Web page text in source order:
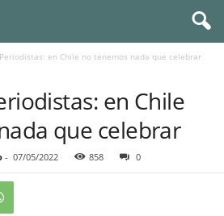
en Chile no tenemos nada que celebrar
en Chile
que celebrar
- 07/05/2022 858 0